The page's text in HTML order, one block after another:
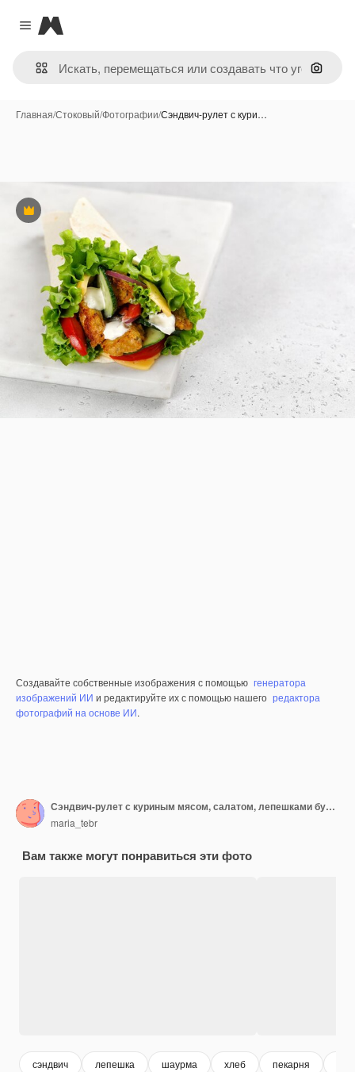
Close menu
Magnific
Поиск
Главная/Стоковый/Фотографии/Сэндвич-рулет с кури…
Премиум
Создавайте собственные изображения с помощью генератора
изображений ИИ и редактируйте их с помощью нашего редактора
фотографий на основе ИИ.
Сэндвич-рулет с куриным мясом, салатом, лепешками буррито с курицей на сером фоне
maria_tebr
Вам также могут понравиться эти фото
сэндвич лепешка шаурма хлеб пекарня